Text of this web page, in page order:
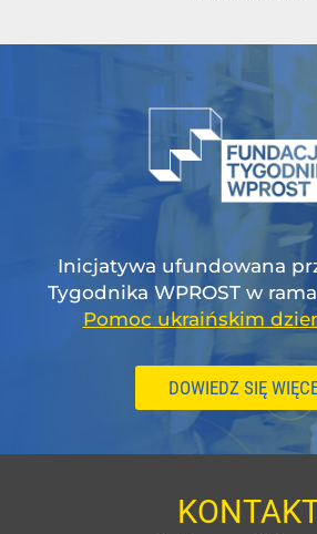
Inicjatywa ufundowana
Tygodnika WPROST w
Pomoc ukraińskim
DOWIEDZ SIĘ